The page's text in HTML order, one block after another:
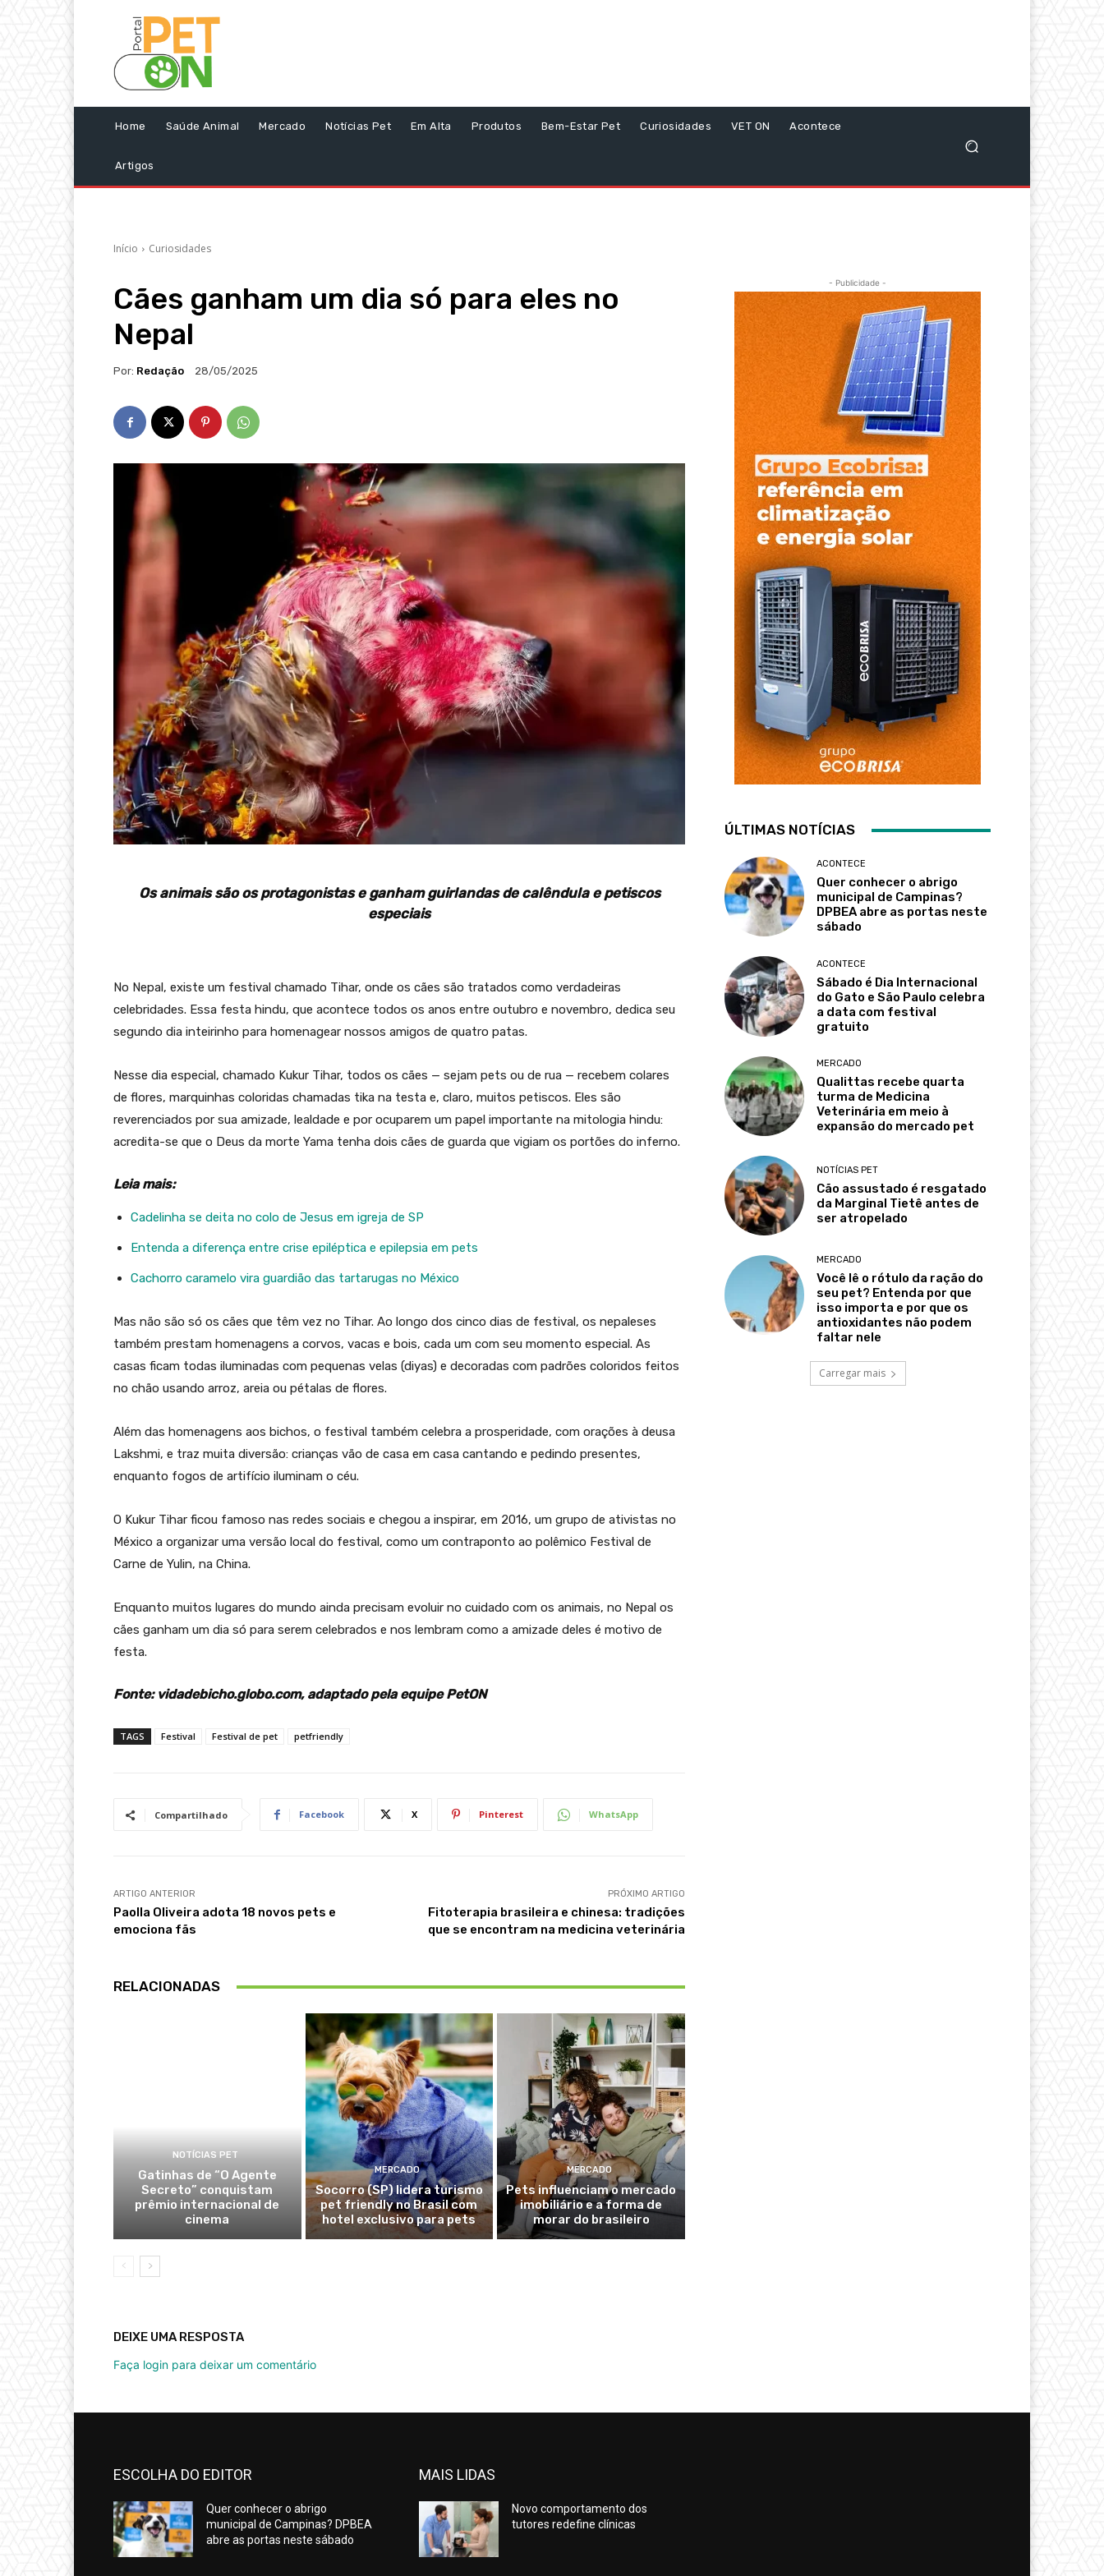
Home Saúde Animal Mercado Notícias Pet Em Alta Produtos Bem-Estar Pet Curiosidades VET ON Acontece
Artigos
Início Curiosidades
Cães ganham um dia só para eles no
Nepal
Por: Redação 28/05/2025
Os animaissão os protagonistaseganham guirlandas de calêndula e petiscos
especiais
No Nepal, existe um festival chamado Tihar, onde os cães são tratados como verdadeiras
celebridades. Essa festa hindu, que acontece todos os anos entre outubro e novembro, dedica seu
segundo dia inteirinho para homenagear nossos amigos de quatro patas.
Nesse dia especial, chamado Kukur Tihar, todos os cães — sejam pets ou de rua — recebem colares
de flores, marquinhas coloridas chamadas tika na testa e, claro, muitos petiscos. Eles são
reverenciados por sua amizade, lealdade e por ocuparem um papel importante na mitologia hindu:
acredita-se que o Deus da morte Yama tenha dois cães de guarda que vigiam os portões do inferno.
Leia mais:
Cadelinha se deita no colo de Jesus em igreja de SP
Entenda a diferença entre crise epiléptica e epilepsia em pets
Cachorro caramelo vira guardião das tartarugas no México
Mas não são só os cães que têm vez no Tihar. Ao longo dos cinco dias de festival, os nepaleses
também prestam homenagens a corvos, vacas e bois, cada um com seu momento especial. As
casas ficam todas iluminadas com pequenas velas (diyas) e decoradas com padrões coloridos feitos
no chão usando arroz, areia ou pétalas de flores.
Além das homenagens aos bichos, o festival também celebra a prosperidade, com orações à deusa
Lakshmi, e traz muita diversão: crianças vão de casa em casa cantando e pedindo presentes,
enquanto fogos de artifício iluminam o céu.
O Kukur Tihar ficou famoso nas redes sociais e chegou a inspirar, em 2016, um grupo de ativistas no
México a organizar uma versão local do festival, como um contraponto ao polêmico Festival de
Carne de Yulin, na China.
Enquanto muitos lugares do mundo ainda precisam evoluir no cuidado com os animais, no Nepal os
cães ganham um dia só para serem celebrados e nos lembram como a amizade deles é motivo de
festa.
Fonte: vidadebicho.globo.com, adaptado pela equipe PetON
TAGS Festival Festival de pet petfriendly
Compartilhado Facebook X Pinterest WhatsApp
ARTIGO ANTERIOR
Paolla Oliveira adota 18 novos pets e
emociona fãs
PRÓXIMO ARTIGO
Fitoterapia brasileira e chinesa: tradições
que se encontram na medicina veterinária
RELACIONADAS
NOTÍCIAS PET
Gatinhas de “O Agente
Secreto” conquistam
prêmio internacional de
cinema
MERCADO
Socorro (SP) lidera turismo
pet friendly no Brasil com
hotel exclusivo para pets
MERCADO
Pets influenciam o mercado
imobiliário e a forma de
morar do brasileiro
DEIXE UMA RESPOSTA
Faça login para deixar um comentário
- Publicidade -
ÚLTIMAS NOTÍCIAS
ACONTECE
Quer conhecer o abrigo
municipal de Campinas?
DPBEA abre as portas neste
sábado
ACONTECE
Sábado é Dia Internacional
do Gato e São Paulo celebra
a data com festival
gratuito
MERCADO
Qualittas recebe quarta
turma de Medicina
Veterinária em meio à
expansão do mercado pet
NOTÍCIAS PET
Cão assustado é resgatado
da Marginal Tietê antes de
ser atropelado
MERCADO
Você lê o rótulo da ração do
seu pet? Entenda por que
isso importa e por que os
antioxidantes não podem
faltar nele
Carregar mais
ESCOLHA DO EDITOR
Quer conhecer o abrigo
municipal de Campinas? DPBEA
abre as portas neste sábado
MAIS LIDAS
Novo comportamento dos
tutores redefine clínicas